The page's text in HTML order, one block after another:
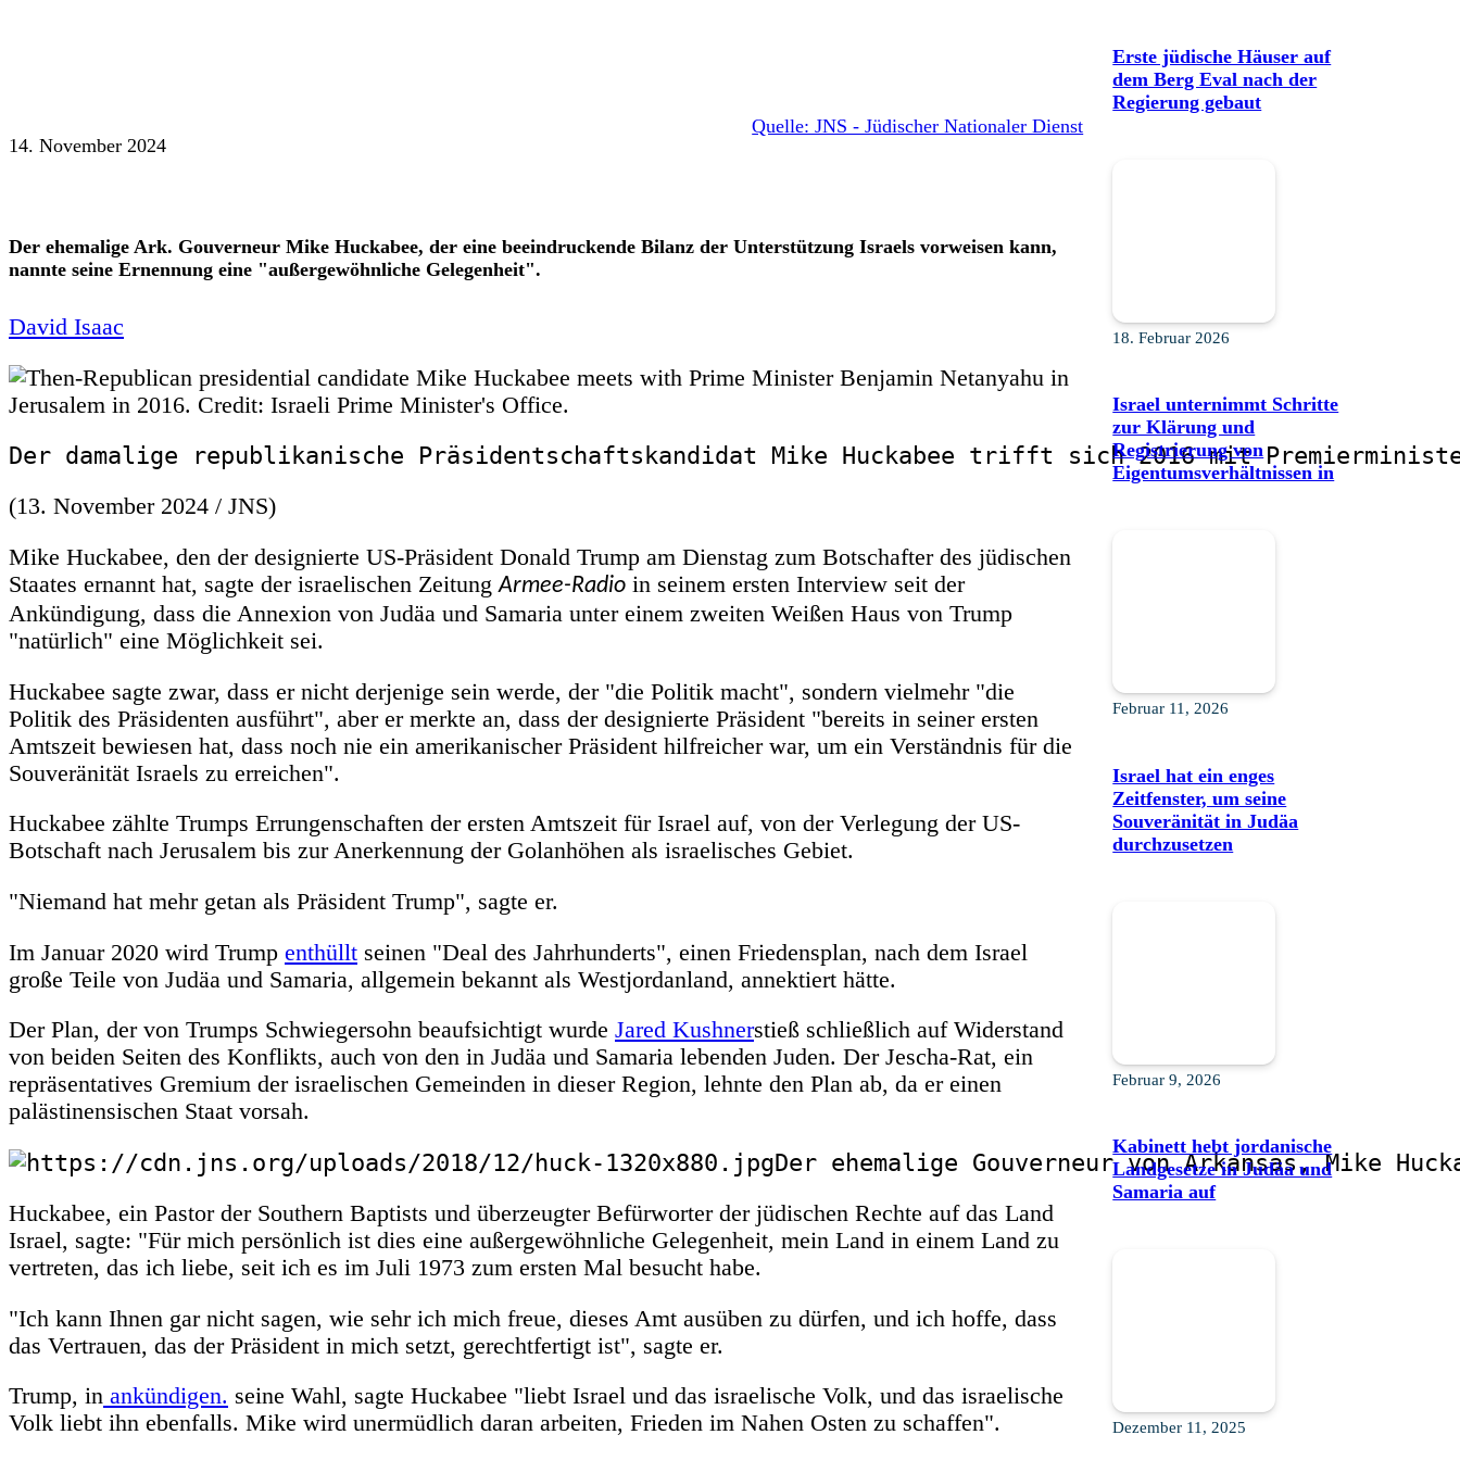
14. November 2024
Quelle: JNS - Jüdischer Nationaler Dienst
Der ehemalige Ark. Gouverneur Mike Huckabee, der eine beeindruckende Bilanz der Unterstützung Israels vorweisen kann,
nannte seine Ernennung eine "außergewöhnliche Gelegenheit".
David Isaac
Der damalige republikanische Präsidentschaftskandidat Mike Huckabee trifft sich 2016 mit
(13. November 2024 / JNS)
Mike Huckabee, den der designierte US-Präsident Donald Trump am Dienstag zum Botschafter des jüdischen
Staates ernannt hat, sagte der israelischen Zeitung Armee-Radio in seinem ersten Interview seit der
Ankündigung, dass die Annexion von Judäa und Samaria unter einem zweiten Weißen Haus von Trump
"natürlich" eine Möglichkeit sei.
Huckabee sagte zwar, dass er nicht derjenige sein werde, der "die Politik macht", sondern vielmehr "die
Politik des Präsidenten ausführt", aber er merkte an, dass der designierte Präsident "bereits in seiner ersten
Amtszeit bewiesen hat, dass noch nie ein amerikanischer Präsident hilfreicher war, um ein Verständnis für die
Souveränität Israels zu erreichen".
Huckabee zählte Trumps Errungenschaften der ersten Amtszeit für Israel auf, von der Verlegung der US-
Botschaft nach Jerusalem bis zur Anerkennung der Golanhöhen als israelisches Gebiet.
"Niemand hat mehr getan als Präsident Trump", sagte er.
Im Januar 2020 wird Trump enthüllt seinen "Deal des Jahrhunderts", einen Friedensplan, nach dem Israel
große Teile von Judäa und Samaria, allgemein bekannt als Westjordanland, annektiert hätte.
Der Plan, der von Trumps Schwiegersohn beaufsichtigt wurde Jared Kushnerstieß schließlich auf Widerstand
von beiden Seiten des Konflikts, auch von den in Judäa und Samaria lebenden Juden. Der Jescha-Rat, ein
repräsentatives Gremium der israelischen Gemeinden in dieser Region, lehnte den Plan ab, da er einen
palästinensischen Staat vorsah.
Der ehemalige Gouverneur von Arkansas, Mike
Huckabee, ein Pastor der Southern Baptists und überzeugter Befürworter der jüdischen Rechte auf das Land
Israel, sagte: "Für mich persönlich ist dies eine außergewöhnliche Gelegenheit, mein Land in einem Land zu
vertreten, das ich liebe, seit ich es im Juli 1973 zum ersten Mal besucht habe.
"Ich kann Ihnen gar nicht sagen, wie sehr ich mich freue, dieses Amt ausüben zu dürfen, und ich hoffe, dass
das Vertrauen, das der Präsident in mich setzt, gerechtfertigt ist", sagte er.
Trump, in ankündigen. seine Wahl, sagte Huckabee "liebt Israel und das israelische Volk, und das israelische
Volk liebt ihn ebenfalls. Mike wird unermüdlich daran arbeiten, Frieden im Nahen Osten zu schaffen".
Erste jüdische Häuser auf
dem Berg Eval nach der
Regierung gebaut
18. Februar 2026
Israel unternimmt Schritte
zur Klärung und
Registrierung von
Eigentumsverhältnissen in
Februar 11, 2026
Israel hat ein enges
Zeitfenster, um seine
Souveränität in Judäa
durchzusetzen
Februar 9, 2026
Kabinett hebt jordanische
Landgesetze in Judäa und
Samaria auf
Dezember 11, 2025